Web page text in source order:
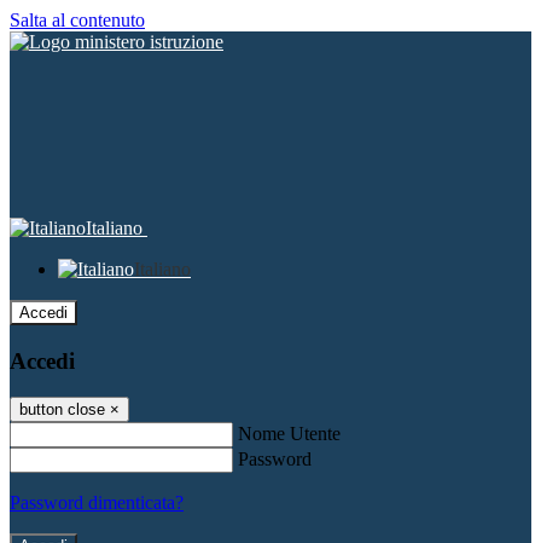
Salta al contenuto
Italiano
Italiano
Accedi
Accedi
button close ×
Nome Utente
Password
Password dimenticata?